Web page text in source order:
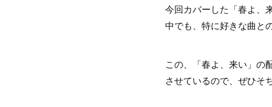
今回カバーした「春よ、
中でも、特に好きな曲と
この、「春よ、来い」の
させているので、ぜひそ